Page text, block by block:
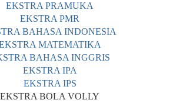
EKSTRA PRAMUKA
EKSTRA PMR
BAHASA INDONESIA
MATEMATIKA
BAHASA INGGRIS
EKSTRA IPA
EKSTRA IPS
EKSTRA BOLA VOLLY